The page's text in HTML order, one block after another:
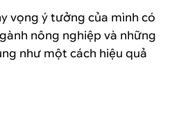
vọng ý tưởng của mình có
nông nghiệp và những
như một cách hiệu quả